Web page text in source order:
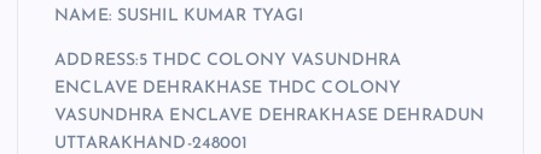
NAME: SUSHIL KUMAR TYAGI
ADDRESS:5 THDC COLONY VASUNDHRA
ENCLAVE DEHRAKHASE THDC COLONY
VASUNDHRA ENCLAVE DEHRAKHASE DEHRADUN
UTTARAKHAND-248001